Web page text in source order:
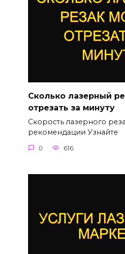
Сколько лазерный
отрезать за минуту
Скорость лазерного
рекомендации Узнайте
0 616